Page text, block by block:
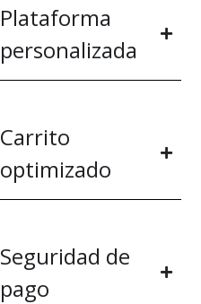
Plataforma
personalizada
Carrito
optimizado
Seguridad de
pago